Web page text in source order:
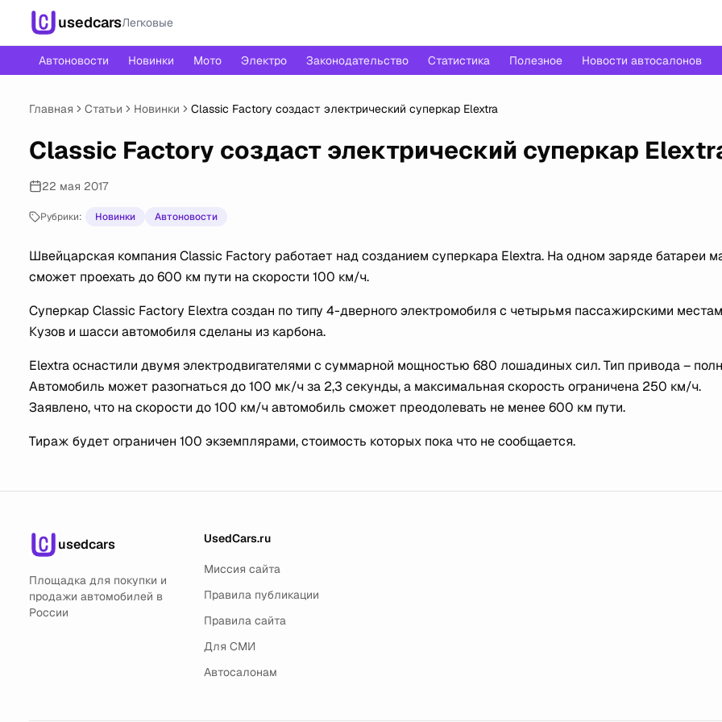
usedcarsЛегковые
Автоновости Новинки Мото Электро Законодательство Статистика Полезное Новости автосалонов
Главная Статьи Новинки Classic Factory создаст электрический суперкар Elextra
Classic Factory создаст электрический суперкар
22 мая 2017
Рубрики: Новинки Автоновости
Швейцарская компания Classic Factory работает над созданием суперкара Elextra. На одном заряде батареи
сможет проехать до 600 км пути на скорости 100 км/ч.
Суперкар Classic Factory Elextra создан по типу 4-дверного электромобиля с четырьмя пассажирскими
Кузов и шасси автомобиля сделаны из карбона.
Elextra оснастили двумя электродвигателями с суммарной мощностью 680 лошадиных сил. Тип привода –
Автомобиль может разогнаться до 100 мк/ч за 2,3 секунды, а максимальная скорость ограничена 250 км/ч.
Заявлено, что на скорости до 100 км/ч автомобиль сможет преодолевать не менее 600 км пути.
Тираж будет ограничен 100 экземплярами, стоимость которых пока что не сообщается.
usedcars
Площадка для покупки и
продажи автомобилей в
России
UsedCars.ru
Миссия сайта
Правила публикации
Правила сайта
Для СМИ
Автосалонам